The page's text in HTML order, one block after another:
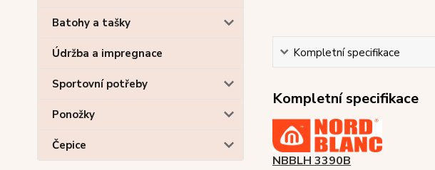
Batohy a tašky
Údržba a impregnace
Sportovní potřeby
Ponožky
Čepice
Kompletní specifikace
Kompletní specifikace
NBBLH 3390B